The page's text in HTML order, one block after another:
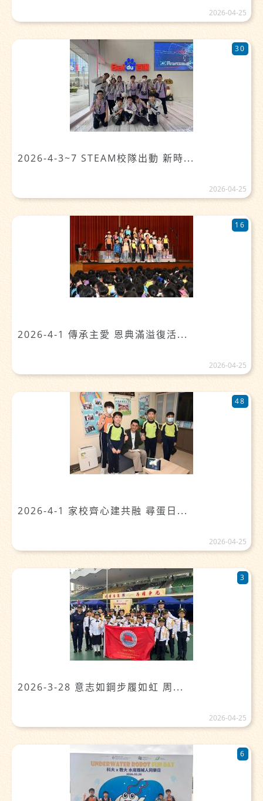
2026-04-25
2026-4-3~7 STEAM校隊出動 新時...
30
2026-04-25
2026-4-1 傳承主愛 恩典滿溢復活...
16
2026-04-25
2026-4-1 家校齊心建共融 尋蛋日...
48
2026-04-25
2026-3-28 意志如鋼步履如虹 周...
3
2026-04-25
6